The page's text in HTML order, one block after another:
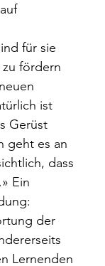
für sie
fördern
ist
Gerüst
geht es an
dass
Ein
der
Lernenden